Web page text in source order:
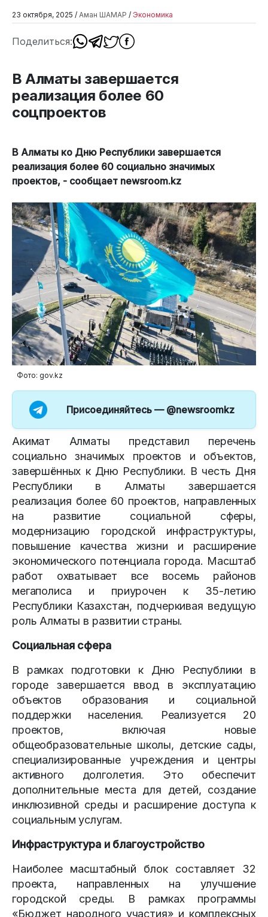
23 октября, 2025 / Аман ШАМАР / Экономика
Поделиться:
В Алматы завершается
реализация более 60
соцпроектов
В Алматы ко Дню Республики завершается
реализация более 60 социально значимых
проектов, - сообщает newsroom.kz
Фото: gov.kz
Присоединяйтесь — @newsroomkz
Акимат Алматы представил перечень
социально значимых проектов и объектов,
завершённых к Дню Республики. В честь Дня
Республики в Алматы завершается
реализация более 60 проектов, направленных
на развитие социальной сферы,
модернизацию городской инфраструктуры,
повышение качества жизни и расширение
экономического потенциала города. Масштаб
работ охватывает все восемь районов
мегаполиса и приурочен к 35-летию
Республики Казахстан, подчеркивая ведущую
роль Алматы в развитии страны.
Социальная сфера
В рамках подготовки к Дню Республики в
городе завершается ввод в эксплуатацию
объектов образования и социальной
поддержки населения. Реализуется 20
проектов, включая новые
общеобразовательные школы, детские сады,
специализированные учреждения и центры
активного долголетия. Это обеспечит
дополнительные места для детей, создание
инклюзивной среды и расширение доступа к
социальным услугам.
Инфраструктура и благоустройство
Наиболее масштабный блок составляет 32
проекта, направленных на улучшение
городской среды. В рамках программы
«Бюджет народного участия» и комплексных